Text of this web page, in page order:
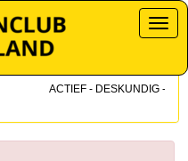
ACTIEF - DESKUNDIG -